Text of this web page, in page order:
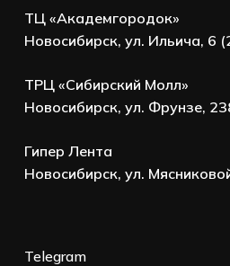
ТЦ «Академгородок»
Новосибирск, ул. Ильича, 6
ТРЦ «Сибирский Молл»
Новосибирск, ул. Фрунзе,
Гипер Лента
Новосибирск, ул.
Telegram